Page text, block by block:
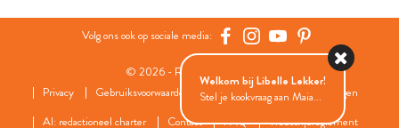
Volg ons ook op sociale media:
© 2026 - Roularta Media Group
Privacy
Gebruiksvoorwaarden Cookies
Cookies instellingen
AI: redactioneel charter
Contact FAQ Wedstrijdreglement
Welkom bij Libelle Lekker!
Stel je kookvraag aan Maia...